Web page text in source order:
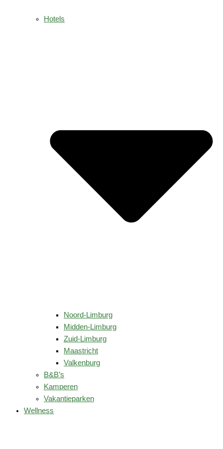
Hotels
Noord-Limburg
Midden-Limburg
Zuid-Limburg
Maastricht
Valkenburg
B&B’s
Kamperen
Vakantieparken
Wellness